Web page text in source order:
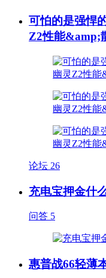
可怕的是强悍
Z2性能&amp;
论坛 26
充电宝押金什
问答 5
惠普战66轻薄